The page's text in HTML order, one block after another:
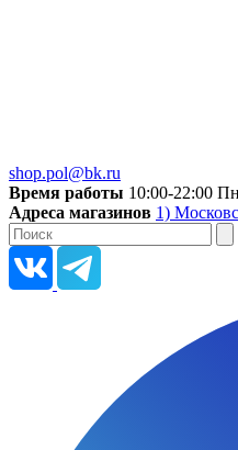
shop.pol@bk.ru
Время работы 10:00-22:00
Адреса магазинов 1)